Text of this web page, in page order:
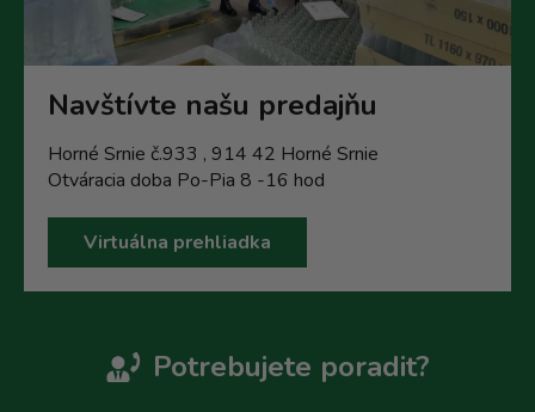
Navštívte našu predajňu
Horné Srnie č.933 , 914 42 Horné Srnie
Otváracia doba Po-Pia 8 -16 hod
Virtuálna prehliadka
Potrebujete poradit?